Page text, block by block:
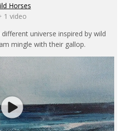
Horses
1 video
universe inspired by wild
mingle with their gallop.